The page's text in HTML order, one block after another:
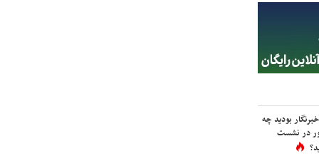
بودید چه
در نشست